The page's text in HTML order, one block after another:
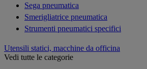
Sega pneumatica
Smerigliatrice pneumatica
Strumenti pneumatici specifici
Utensili statici, macchine da officina
Vedi tutte le categorie